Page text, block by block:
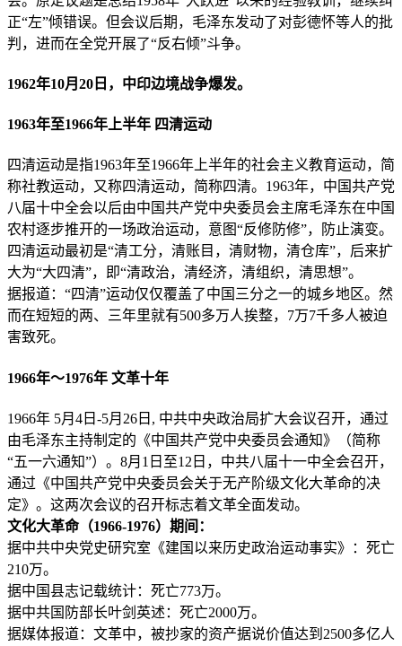
正“左”倾错误。但会议后期，毛泽东发动了对彭德怀等人的批
判，进而在全党开展了“反右倾”斗争。
1962年10月20日，中印边境战争爆发。
1963年至1966年上半年 四清运动
四清运动是指1963年至1966年上半年的社会主义教育运动，简
称社教运动，又称四清运动，简称四清。1963年，中国共产党
八届十中全会以后由中国共产党中央委员会主席毛泽东在中国
农村逐步推开的一场政治运动，意图“反修防修”，防止演变。
四清运动最初是“清工分，清账目，清财物，清仓库”，后来扩
大为“大四清”，即“清政治，清经济，清组织，清思想”。
据报道：“四清”运动仅仅覆盖了中国三分之一的城乡地区。然
而在短短的两、三年里就有500多万人挨整，7万7千多人被迫
害致死。
1966年～1976年 文革十年
1966年 5月4日-5月26日, 中共中央政治局扩大会议召开，通过
由毛泽东主持制定的《中国共产党中央委员会通知》（简称
“五一六通知”）。8月1日至12日，中共八届十一中全会召开，
通过《中国共产党中央委员会关于无产阶级文化大革命的决
定》。这两次会议的召开标志着文革全面发动。
文化大革命（1966-1976）期间：
据中共中央党史研究室《建国以来历史政治运动事实》：死亡
210万。
据中国县志记载统计：死亡773万。
据中共国防部长叶剑英述：死亡2000万。
据媒体报道：文革中，被抄家的资产据说价值达到2500多亿人